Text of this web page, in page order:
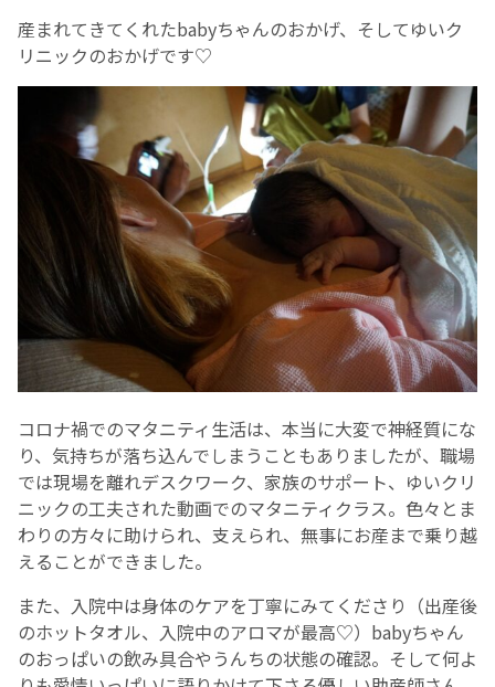
産まれてきてくれたbabyちゃんのおかげ、そしてゆいク
リニックのおかげです♡
コロナ禍でのマタニティ生活は、本当に大変で神経質にな
り、気持ちが落ち込んでしまうこともありましたが、職場
では現場を離れデスクワーク、家族のサポート、ゆいクリ
ニックの工夫された動画でのマタニティクラス。色々とま
わりの方々に助けられ、支えられ、無事にお産まで乗り越
えることができました。
また、入院中は身体のケアを丁寧にみてくださり（出産後
のホットタオル、入院中のアロマが最高♡）babyちゃん
のおっぱいの飲み具合やうんちの状態の確認。そして何よ